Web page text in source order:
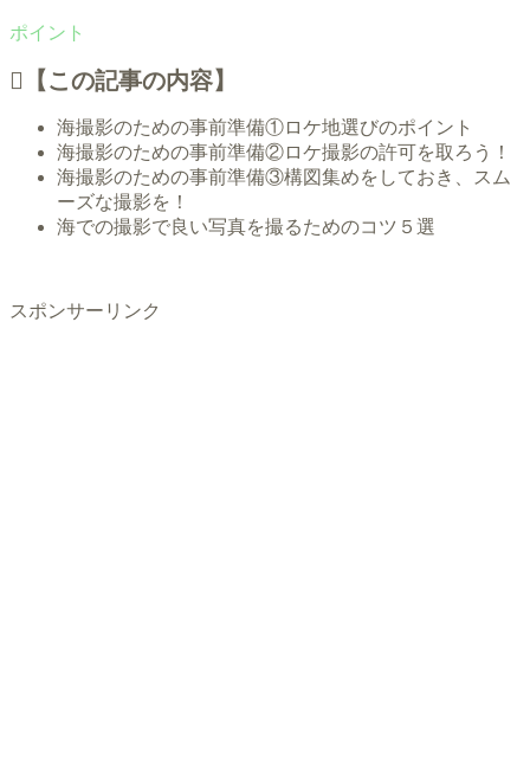
【この記事の内容】
海撮影のための事前準備①ロケ地選びのポイント
海撮影のための事前準備②ロケ撮影の許可を取ろう！
海撮影のための事前準備③構図集めをしておき、スム
ーズな撮影を！
海での撮影で良い写真を撮るためのコツ５選
スポンサーリンク